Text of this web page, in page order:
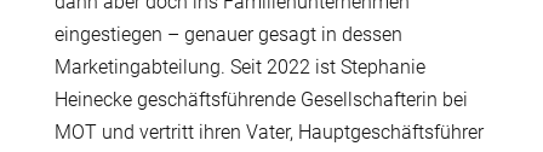
eingestiegen – genauer gesagt in dessen
Marketingabteilung. Seit 2022 ist Stephanie
Heinecke geschäftsführende Gesellschafterin bei
MOT und vertritt ihren Vater, Hauptgeschäftsführer